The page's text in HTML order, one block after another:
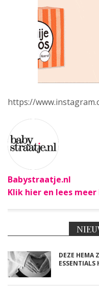
https://
Babystraatje.nl
Klik hier en lees
DEZE HEMA
ESSENTIALS